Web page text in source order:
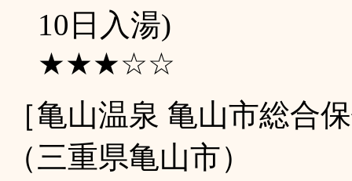
10日入湯)
★★★☆☆
［亀山温泉 亀山市総合
（三重県亀山市）